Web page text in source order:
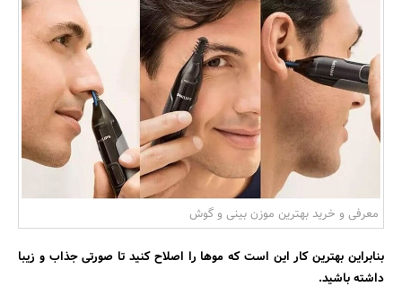
بانک، بیمه و سرمایه
مسکن و ساختمان
معرفی و خرید بهترین موزن بینی و گوش
بنابراین بهترین کار این است که موها را اصلاح کنید تا صورتی جذاب و زیبا
داشته باشید.